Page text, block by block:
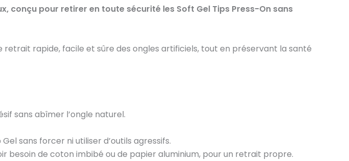
conçu pour retirer en toute sécurité les Soft Gel Tips Press-On sans
rapide, facile et sûre des ongles artificiels, tout en préservant la santé
sans abîmer l’ongle naturel.
sans forcer ni utiliser d’outils agressifs.
besoin de coton imbibé ou de papier aluminium, pour un retrait propre.